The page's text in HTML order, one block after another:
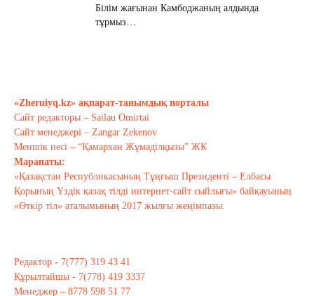
Білім жағынан Камбоджаның алдында
тұрмыз…
Тағы оқу
«Zheruiyq.kz» ақпарат-танымдық порталы
Сайт редакторы – Sailau Omirtai
Сайт менеджері – Zangar Zekenov
Меншік иесі – “Қамархан Жұмаділқызы” ЖК
Марапаты:
«Қазақстан Республикасының Тұңғыш Президенті – Елбасы
Қорының Үздік қазақ тілді интернет-сайт сыйлығы» байқауының
«Өткір тіл» аталымының 2017 жылғы жеңімпазы.
Редактор - 7(777) 319 43 41
Құрылтайшы - 7(778) 419 3337
Менеджер – 8778 598 51 77